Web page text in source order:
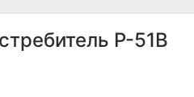
P-51B